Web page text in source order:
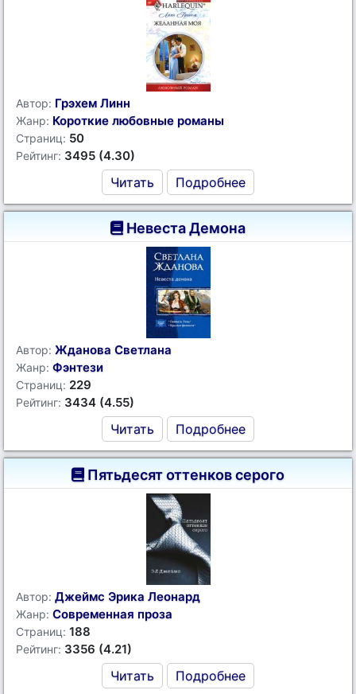
Автор: Грэхем Линн
Жанр: Короткие любовные романы
Страниц: 50
Рейтинг: 3495 (4.30)
Читать Подробнее
Невеста Демона
Автор: Жданова Светлана
Жанр: Фэнтези
Страниц: 229
Рейтинг: 3434 (4.55)
Читать Подробнее
Пятьдесят оттенков серого
Автор: Джеймс Эрика Леонард
Жанр: Современная проза
Страниц: 188
Рейтинг: 3356 (4.21)
Читать Подробнее